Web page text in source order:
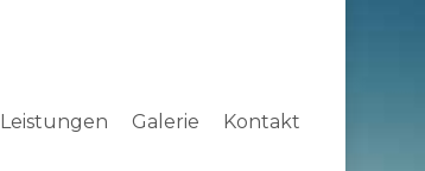
Leistungen Galerie Kontakt